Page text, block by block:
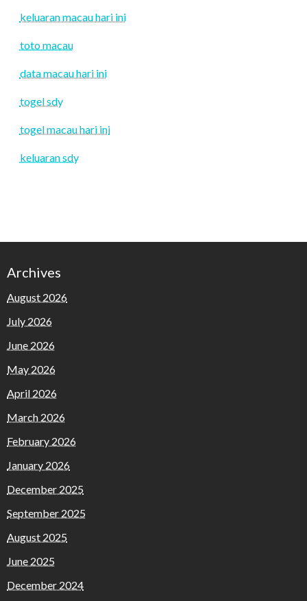
keluaran macau hari ini
toto macau
data macau hari ini
togel sdy
togel macau hari ini
keluaran sdy
Archives
August 2026
July 2026
June 2026
May 2026
April 2026
March 2026
February 2026
January 2026
December 2025
September 2025
August 2025
June 2025
December 2024